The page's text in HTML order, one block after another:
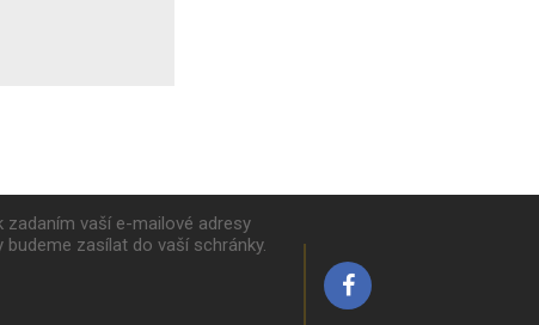
zadaním vaší e-mailové adresy
budeme zasílat do vaší schránky.